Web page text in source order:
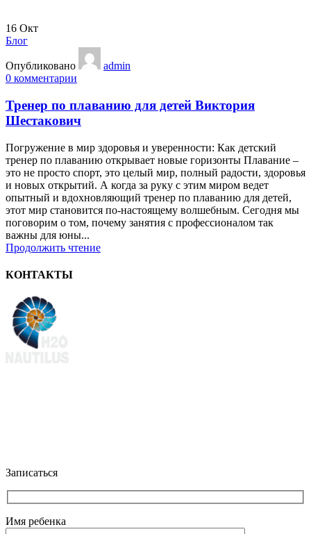
16 Окт
Блог
Опубликовано
admin
0 комментарии
Тренер по плаванию для детей Виктория
Шестакович
Погружение в мир здоровья и уверенности: Как детский
тренер по плаванию открывает новые горизонты Плавание –
это не просто спорт, это целый мир, полный радости, здоровья
и новых открытий. А когда за руку с этим миром ведет
опытный и вдохновляющий тренер по плаванию для детей,
этот мир становится по-настоящему волшебным. Сегодня мы
поговорим о том, почему занятия с профессионалом так
важны для юны...
Продолжить чтение
КОНТАКТЫ
Записаться
Имя ребенка